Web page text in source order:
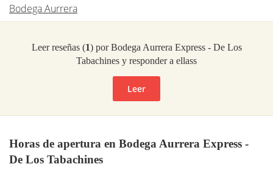
Bodega Aurrera
Leer reseñas (1) por Bodega Aurrera Express - De Los
Tabachines y responder a ellass
Leer
Horas de apertura en Bodega Aurrera Express -
De Los Tabachines